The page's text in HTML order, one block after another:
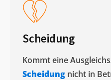
Scheidung
Kommt eine
Scheidung nicht in